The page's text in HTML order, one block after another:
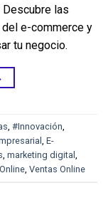
las
e-commerce y
tu negocio.
#Innovación
E-
marketing digital
Ventas Online